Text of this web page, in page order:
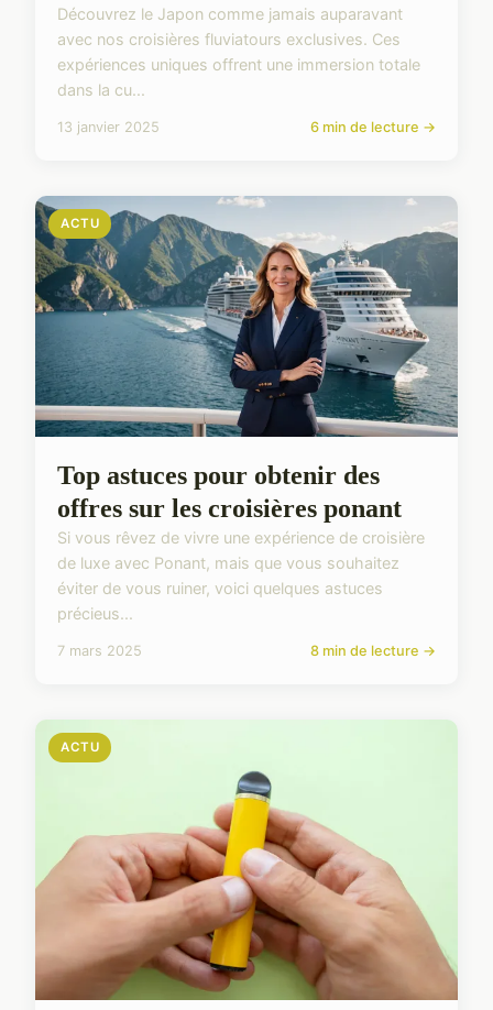
Découvrez le Japon comme jamais auparavant
avec nos croisières fluviatours exclusives. Ces
expériences uniques offrent une immersion totale
dans la cu...
13 janvier 2025 6 min de lecture →
ACTU
Top astuces pour obtenir des
offres sur les croisières ponant
Si vous rêvez de vivre une expérience de croisière
de luxe avec Ponant, mais que vous souhaitez
éviter de vous ruiner, voici quelques astuces
précieus...
7 mars 2025 8 min de lecture →
ACTU